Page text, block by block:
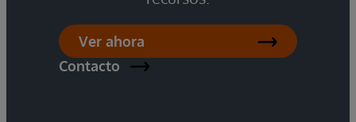
Ver ahora
Contacto